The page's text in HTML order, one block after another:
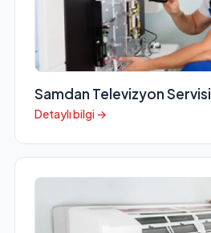
Samdan Televizyon Servisi
Detaylı bilgi →